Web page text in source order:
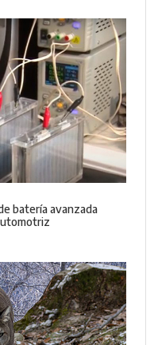
batería avanzada